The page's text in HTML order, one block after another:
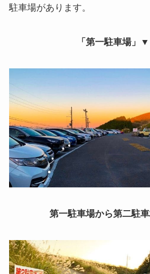
駐車場があります。
「第一駐車場」▼
第一駐車場から第二駐